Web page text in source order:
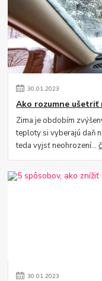
30.01.2023
Ako rozumne ušetriť
Zima je obdobím
teploty si vyberajú daň
teda vyjsť neohrození...
30.01.2023